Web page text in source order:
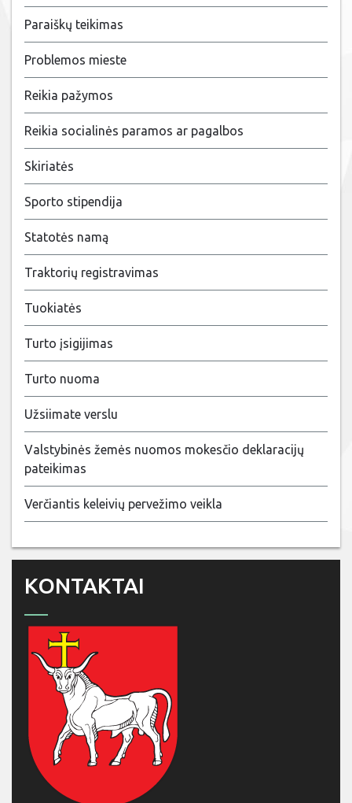
Paraiškų teikimas
Problemos mieste
Reikia pažymos
Reikia socialinės paramos ar pagalbos
Skiriatės
Sporto stipendija
Statotės namą
Traktorių registravimas
Tuokiatės
Turto įsigijimas
Turto nuoma
Užsiimate verslu
Valstybinės žemės nuomos mokesčio deklaracijų
pateikimas
Verčiantis keleivių pervežimo veikla
KONTAKTAI